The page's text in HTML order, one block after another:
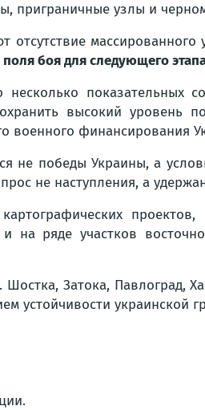
приграничные узлы и
отсутствие
поля боя для следующего
показательных
высокий
военного финансирования
не победы Украины, а
не наступления, а
на ряде участков
Затока, Павлоград,
устойчивости украинской